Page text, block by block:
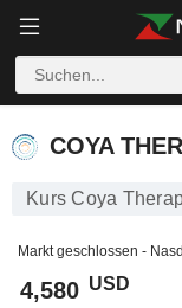
COYA
COYA
Kurs Coya
Markt geschlossen -
4,580 USD